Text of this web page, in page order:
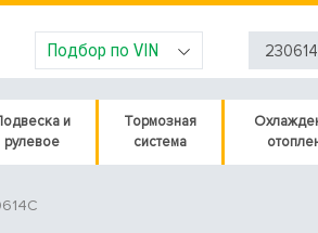
Подбор по VIN
и
рулевое
Тормозная
система